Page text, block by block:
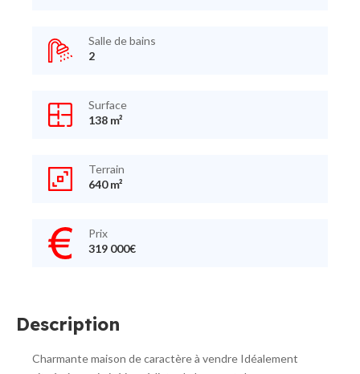
Description
Charmante maison de caractère à vendre Idéalement
Salle de bains
2
Surface
138 m²
Terrain
640 m²
Prix
319 000€